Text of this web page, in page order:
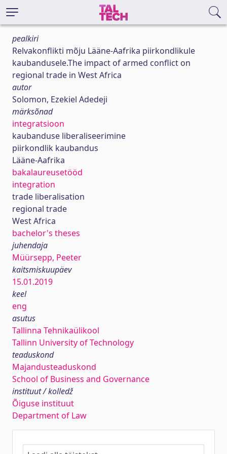
pealkiri
Relvakonflikti mõju Lääne-Aafrika piirkondlikule
kaubandusele.The impact of armed conflict on
regional trade in West Africa
autor
Solomon, Ezekiel Adedeji
märksõnad
integratsioon
kaubanduse liberaliseerimine
piirkondlik kaubandus
Lääne-Aafrika
bakalaureusetööd
integration
trade liberalisation
regional trade
West Africa
bachelor's theses
juhendaja
Müürsepp, Peeter
kaitsmiskuupäev
15.01.2019
keel
eng
asutus
Tallinna Tehnikaülikool
Tallinn University of Technology
teaduskond
Majandusteaduskond
School of Business and Governance
instituut / kolledž
Õiguse instituut
Department of Law